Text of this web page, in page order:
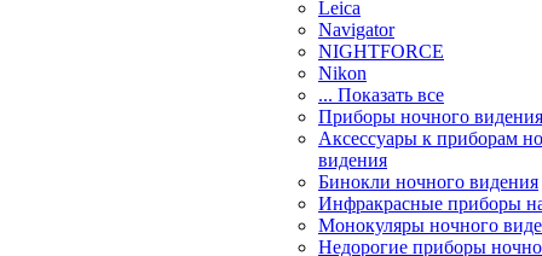
Leica
Navigator
NIGHTFORCE
Nikon
... Показать все
Приборы ночного видения
Аксессуары к приборам
видения
Бинокли ночного видения
Инфракрасные приборы
Монокуляры ночного
Недорогие приборы